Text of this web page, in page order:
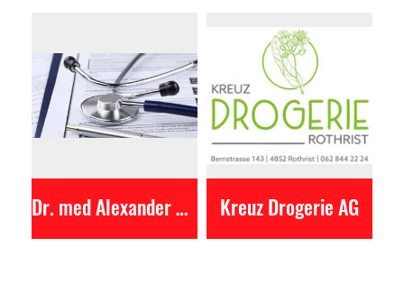
Dr. med Alexander Minzer Kreuz Drogerie AG